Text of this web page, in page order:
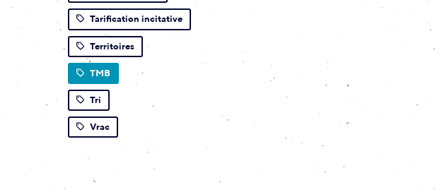
Tarification incitative
Territoires
TMB
Tri
Vrac